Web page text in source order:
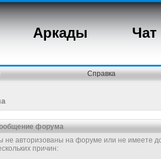
Аркады Чат
Справка
форума
не авторизованы на форуме или не имеете
причин: